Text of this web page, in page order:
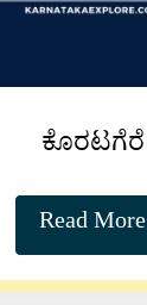
ಕೊರಟಗೆರೆ
Read More